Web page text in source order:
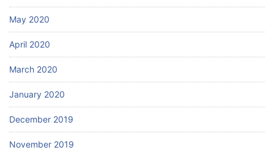
May 2020
April 2020
March 2020
January 2020
December 2019
November 2019